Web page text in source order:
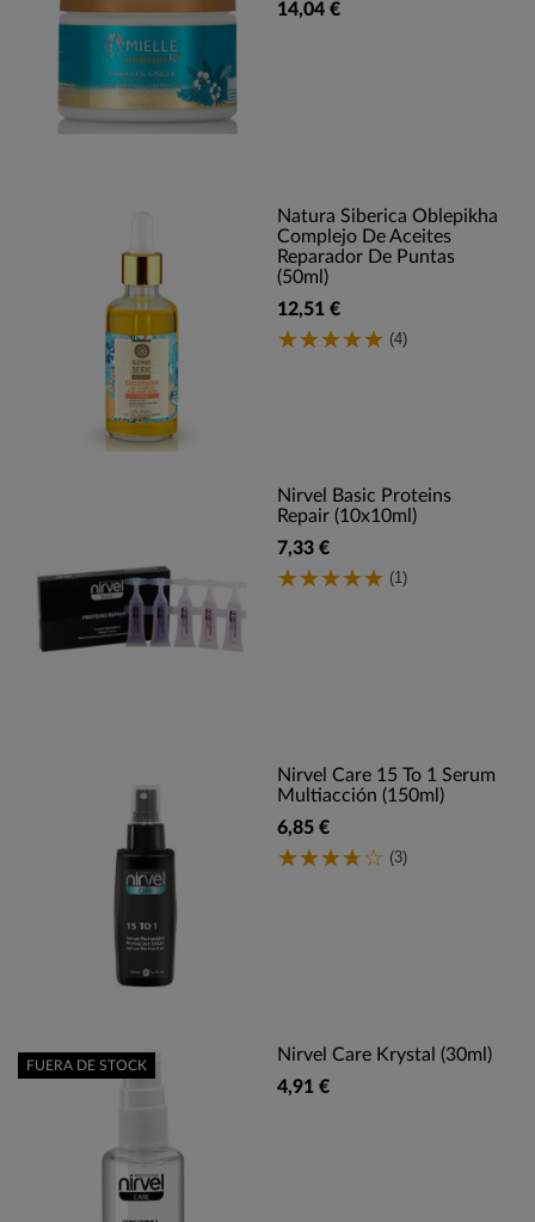
14,04 €
Natura Siberica Oblepikha
Complejo De Aceites
Reparador De Puntas
(50ml)
12,51 €
(4)
Nirvel Basic Proteins
Repair (10x10ml)
7,33 €
(1)
Nirvel Care 15 To 1 Serum
Multiacción (150ml)
6,85 €
(3)
Nirvel Care Krystal (30ml)
4,91 €
FUERA DE STOCK